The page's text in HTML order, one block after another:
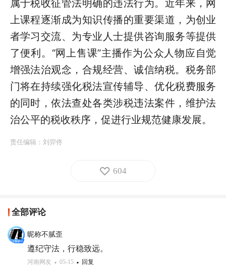
属于税收征管法明确的违法行为。近年来，网
上课程逐渐成为知识传播的重要渠道，为创业
者学习交流、为专业人士提供咨询服务等提供
了便利。“网上售课”主播作为公众人物应自觉
增强法治观念，合规经营、诚信纳税。税务部
门将在持续强化税法宣传辅导、优化税费服务
的同时，依法查处各类涉税违法案件，维护法
治公平的税收秩序，促进行业规范健康发展。
责任编辑： 刘羿佟
604
全部评论
昵称不腻歪
遵纪守法，行稳致远。
河南网友 05-15 回复